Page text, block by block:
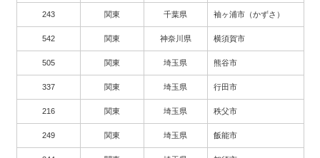
243 関東 千葉県 袖ヶ浦市（かずさ）
542 関東 神奈川県 横須賀市
505 関東 埼玉県 熊谷市
337 関東 埼玉県 行田市
216 関東 埼玉県 秩父市
249 関東 埼玉県 飯能市